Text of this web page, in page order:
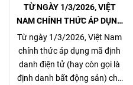
TỪ NGÀY 1/3/2026, VIỆT
NAM CHÍNH THỨC ÁP DỤNG
MÃ ĐỊNH DANH BẤT ĐỘNG
SẢN
Từ ngày 1/3/2026, Việt Nam
chính thức áp dụng mã định
danh điện tử (hay còn gọi là
định danh bất động sản) cho